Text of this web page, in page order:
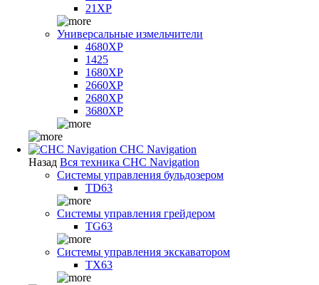
21XP
Универсальные измельчители
4680XP
1425
1680XP
2660XP
2680XP
3680XP
CHC Navigation
Назад Вся техника CHC Navigation
Системы управления бульдозером
TD63
Системы управления грейдером
TG63
Системы управления экскаватором
TX63